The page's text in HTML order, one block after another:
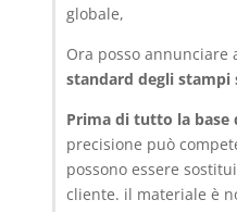
globale,
Ora posso annunciare
standard degli
Prima di tutto la base
precisione può
possono essere
cliente. il materiale è